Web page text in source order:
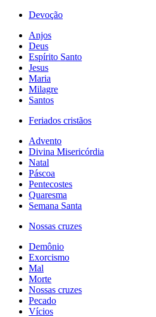
Devoção
Anjos
Deus
Espírito Santo
Jesus
Maria
Milagre
Santos
Feriados cristãos
Advento
Divina Misericórdia
Natal
Páscoa
Pentecostes
Quaresma
Semana Santa
Nossas cruzes
Demônio
Exorcismo
Mal
Morte
Nossas cruzes
Pecado
Vícios